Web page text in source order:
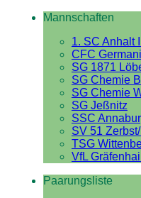
Mannschaften
1. SC Anhalt II
CFC
SG 1871
SG Chemie
SG Chemie
SG Jeßnitz
SSC
SV 51
TSG
VfL
Paarungsliste